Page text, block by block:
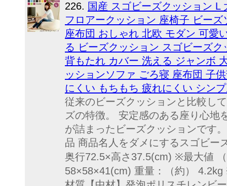
226. 国産 スゴビーズクッション L
フロアークッション 座椅子 ビー
座布団 おしゃれ 北欧 モダン 可愛
る ビーズクッション スゴビーズ
背もたれ カバー 洗える ジャンボ
ッションソファ ごろ寝 座布団 子
にくい もちもち 疲れにくい シン
従来のビーズクッションと比較し
ズの特徴。 安定感のある座り心地
が詰まったビーズクッション
品 商品名人をダメにするスゴビ
奥行72.5×高さ37.5(cm) ※最大値
58×58×41(cm) 重量：（約）